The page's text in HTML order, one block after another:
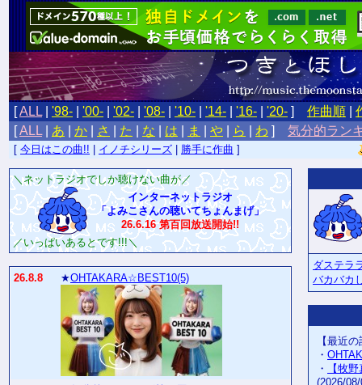
[ALL '98- '00- '02- '08- '10- '14- '16- '20- ] 作曲順
[ALL あ か さ た な は ま や ら わ ] 気分的ラン
[ 今日はこの曲!! イノチシリーズ 勝手に作曲 ]
＼ネットラジオでしか聴けない曲が／
インターネットラジオ
「よみこさんの聴いてちょんまげ」
26.6.16 第百回放送開始!!
／いっぱいあるとです!!!＼
26.8.8 ★OHTAKARA☆BEST10(5)
ダステラ
バカバカ
【最近
・
・
【牧
(2026/